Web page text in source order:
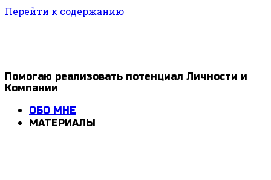
Перейти к содержанию
1ldar
Valiev
Помогаю реализовать потенциал Личности и
Компании
ОБО МНЕ
МАТЕРИАЛЫ